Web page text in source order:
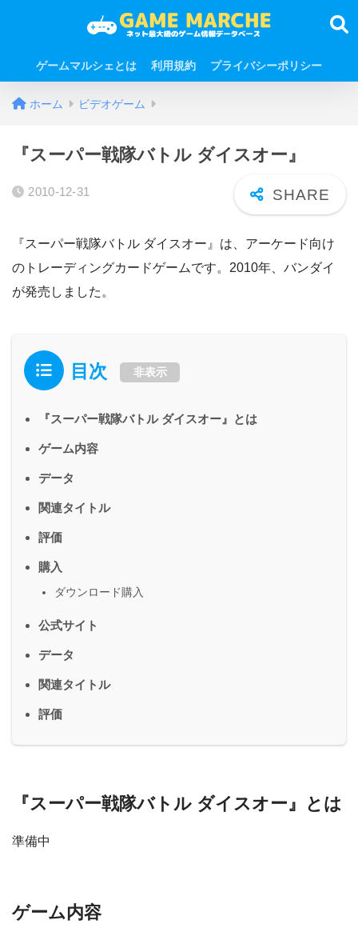
ゲームマルシェとは 利用規約 プライバシーポリシー
ホーム ビデオゲーム
『スーパー戦隊バトル ダイスオー』
2010-12-31
『スーパー戦隊バトル ダイスオー』は、アーケード向け
のトレーディングカードゲームです。2010年、バンダイ
が発売しました。
目次 非表示
『スーパー戦隊バトル ダイスオー』とは
ゲーム内容
データ
関連タイトル
評価
購入
ダウンロード購入
公式サイト
データ
関連タイトル
評価
『スーパー戦隊バトル ダイスオー』とは
準備中
ゲーム内容